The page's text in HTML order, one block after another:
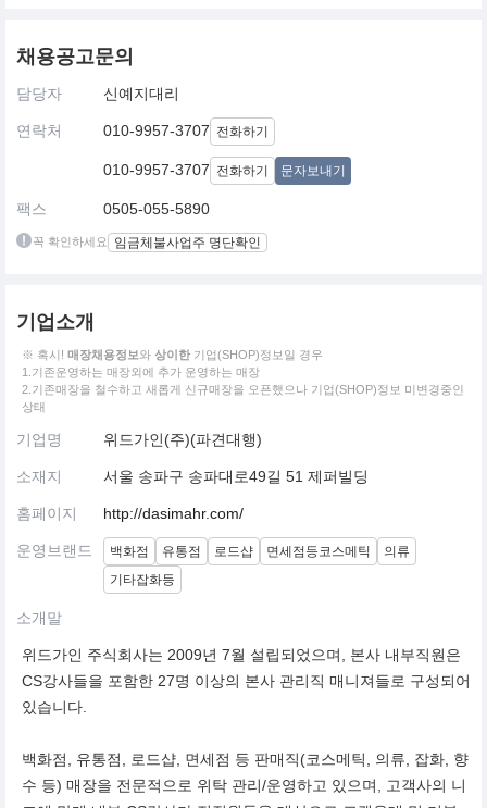
채용공고문의
담당자 신예지대리
연락처 010-9957-3707 전화하기
010-9957-3707 전화하기 문자보내기
팩스 0505-055-5890
꼭 확인하세요 임금체불사업주 명단확인
기업소개
※ 혹시! 매장채용정보와 상이한 기업(SHOP)정보일 경우
1.기존운영하는 매장외에 추가 운영하는 매장
2.기존매장을 철수하고 새롭게 신규매장을 오픈했으나 기업(SHOP)정보 미변경중인
상태
기업명 위드가인(주)(파견대행)
소재지 서울 송파구 송파대로49길 51 제퍼빌딩
홈페이지 http://dasimahr.com/
운영브랜드 백화점 유통점 로드샵 면세점등코스메틱
의류
기타잡화등
소개말
위드가인 주식회사는 2009년 7월 설립되었으며, 본사 내부직원은
CS강사들을 포함한 27명 이상의 본사 관리직 매니져들로 구성되어
있습니다.
백화점, 유통점, 로드샵, 면세점 등 판매직(코스메틱, 의류, 잡화, 향
수 등) 매장을 전문적으로 위탁 관리/운영하고 있으며, 고객사의 니